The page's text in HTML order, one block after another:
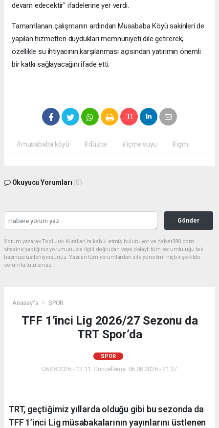
devam edecektir" ifadelerine yer verdi.
Tamamlanan çalışmanın ardından Musababa Köyü sakinleri de
yapılan hizmetten duydukları memnuniyeti dile getirerek,
özellikle su ihtiyacının karşılanması açısından yatırımın önemli
bir katkı sağlayacağını ifade etti.
#musababa köyü #düzce #içme suyu #igm
Okuyucu Yorumları (0)
Gönder
Yorum yazarak Topluluk Kuralları’nı kabul etmiş bulunuyor ve haber380.com
sitesine yaptığınız yorumunuzla ilgili doğrudan veya dolaylı tüm sorumluluğu tek
başınıza üstleniyorsunuz. Yazılan tüm yorumlardan site yönetimi hiçbir şekilde
sorumlu tutulamaz.
Anasayfa SPOR
TFF 1’inci Lig 2026/27 Sezonu da
TRT Spor’da
SPOR
06.08.2026 - 12:11, Güncelleme: 06.08.2026 - 21:37
TRT, geçtiğimiz yıllarda olduğu gibi bu sezonda da
TFF 1’inci Lig müsabakalarının yayınlarını üstlenen